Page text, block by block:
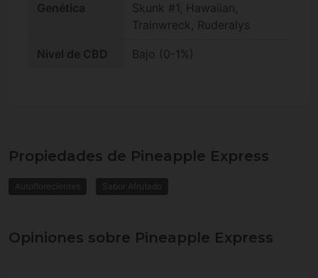
Genética
Skunk #1, Hawaiian,
Trainwreck, Ruderalys
Nivel de CBD Bajo (0-1%)
Propiedades de Pineapple Express
Autoflorecientes Sabor Afrutado
Opiniones sobre Pineapple Express